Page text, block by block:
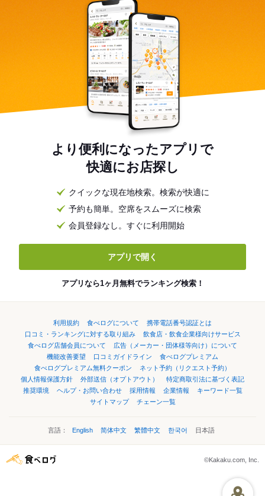
より便利になったアプリで
快適にお店探し
クイックな現在地検索。検索が快適に
予約も簡単。空席をスムーズに検索
会員登録なし。すぐに利用開始
アプリで開く
アプリなら1ヶ月無料でランキング検索！
利用規約 食べログについて
携帯電話番号認証とは
口コミ・ランキングに対する取り組み
飲食店・飲食企業様向けサービス
食べログ店舗会員について
広告（メーカー・団体様等向け）について
機能改善要望
口コミガイドライン
食べログプレミアム
食べログプレミアム無料クーポン
ネット予約（リクエスト予約）
個人情報保護方針
外部送信（オプトアウト）
特定商取引法に基づく表記
推奨環境
ヘルプ・お問い合わせ 採用情報 企業情報
キーワード一覧
サイトマップ
チェーン一覧
言語： English 简体中文 繁體中文 한국어 日本語
©Kakaku.com, Inc.